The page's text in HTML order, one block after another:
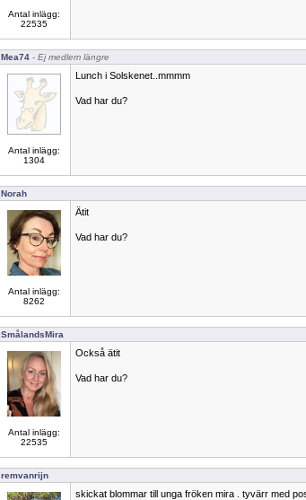
Antal inlägg:
22535
Mea74 - Ej medlem längre
Antal inlägg:
1304
Lunch i Solskenet..mmmm
Vad har du?
Norah
Antal inlägg:
8262
Ätit
Vad har du?
SmålandsMira
Antal inlägg:
22535
Också ätit
Vad har du?
remvanrijn
skickat blommar till unga fröken mira . tyvärr med